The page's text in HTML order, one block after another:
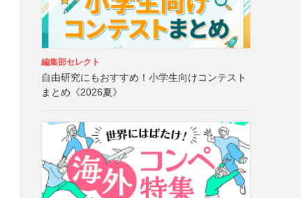
編集部セレクト
自由研究にもおすすめ！小学生向けコンテスト
まとめ《2026夏》